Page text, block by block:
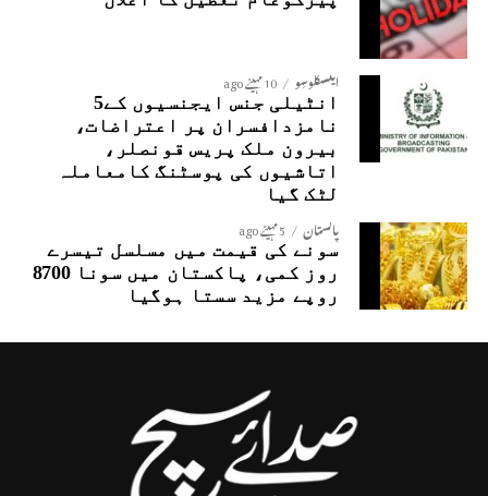
ایکسکلوسِو 10 مہینے ago
انٹیلی جنس ایجنسیوں کے5
نامزدافسران پر اعتراضات،
بیرون ملک پریس قونصلر،
اتاشیوں کی پوسٹنگ کامعاملہ
لٹک گیا
پاکستان 5 مہینے ago
سونے کی قیمت میں مسلسل تیسرے
روز کمی، پاکستان میں سونا 8700
روپے مزید سستا ہوگیا